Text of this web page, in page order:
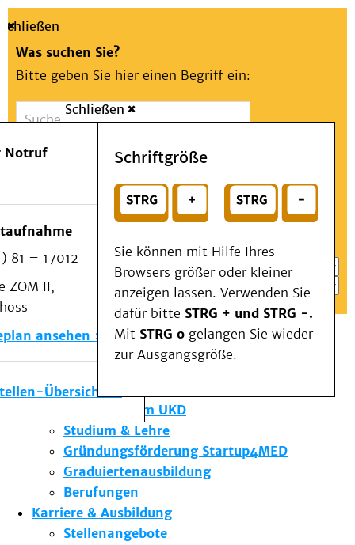
Suche
Schließen
Was suchen Sie?
Bitte geben Sie hier einen Begriff ein:
Suchen
oder
Wählen Sie ein Thema für Ihren Schnelleinstieg
Notfall
Schließen
Notruf
81 – 17012
ZOM II,
ansehen
Übersicht
Schriftgröße
Sie können mit Hilfe Ihres
Browsers größer oder kleiner
anzeigen lassen. Verwenden Sie
dafür bitte STRG + und STRG -.
Mit STRG o gelangen Sie wieder
zur Ausgangsgröße.
Menü
Patienten & Besucher
Kliniken/Institute/Zentren
Als Patient am UKD
Beratung und Unterstützung
Veranstaltungen
Kommunikation im Medizinwesen (KIM)
Notfall
Forschung & Lehre
Die Institute des UKD
Forschung am UKD
Studium & Lehre
Gründungsförderung Startup4MED
Graduiertenausbildung
Berufungen
Karriere & Ausbildung
Stellenangebote